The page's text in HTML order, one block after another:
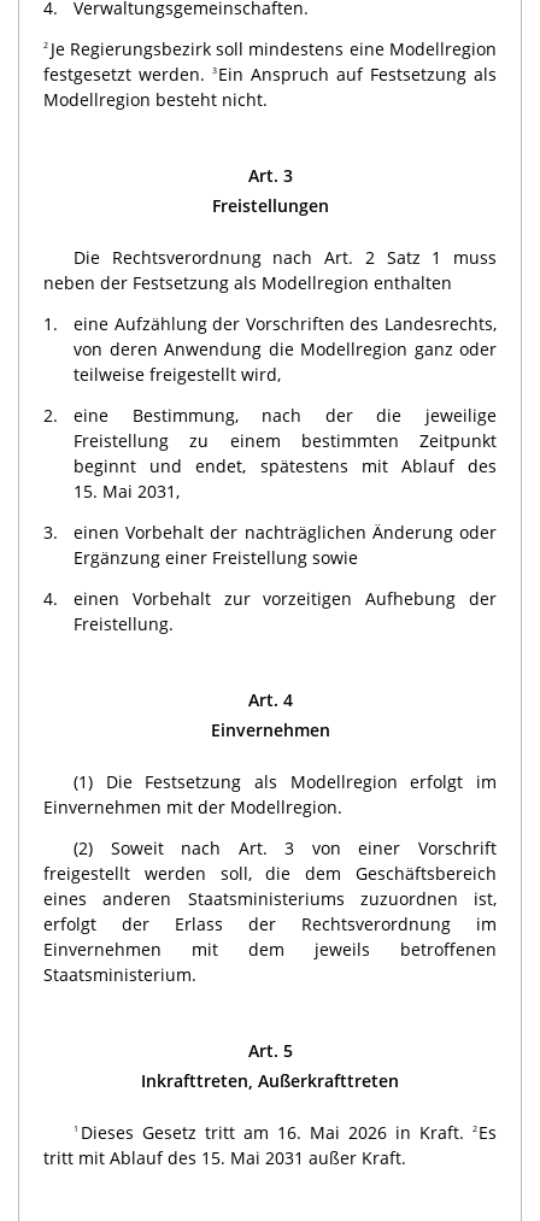
4.
Verwaltungsgemeinschaften.
2 Je Regierungsbezirk soll mindestens eine Modellregion
festgesetzt werden.
3 Ein Anspruch auf Festsetzung als
Modell­region besteht nicht.
Art. 3
Freistellungen
Die Rechtsverordnung nach Art. 2 Satz 1 muss
neben der Festsetzung als Modellregion enthalten
1.
eine Aufzählung der Vorschriften des Landesrechts,
von deren Anwendung die Modellregion ganz oder
teilweise freigestellt wird,
2.
eine Bestimmung, nach der die jeweilige
Freistellung zu einem bestimmten Zeitpunkt
beginnt und endet, spätestens mit Ablauf des
15. Mai 2031,
3.
einen Vorbehalt der nachträglichen Änderung oder
Ergänzung einer Freistellung sowie
4.
einen Vorbehalt zur vorzeitigen Aufhebung der
Freistellung.
Art. 4
Einvernehmen
(1) Die Festsetzung als Modellregion erfolgt im
Einvernehmen mit der Modellregion.
(2) Soweit nach Art. 3 von einer Vorschrift
freigestellt werden soll, die dem Geschäftsbereich
eines anderen Staatsministeriums zuzuordnen ist,
erfolgt der Erlass der Rechtsverordnung im
Einvernehmen mit dem jeweils betroffenen
Staatsministerium.
Art. 5
Inkrafttreten, Außerkrafttreten
1 Dieses Gesetz tritt am 16. Mai 2026 in Kraft. 2 Es
tritt mit Ablauf des 15. Mai 2031 außer Kraft.